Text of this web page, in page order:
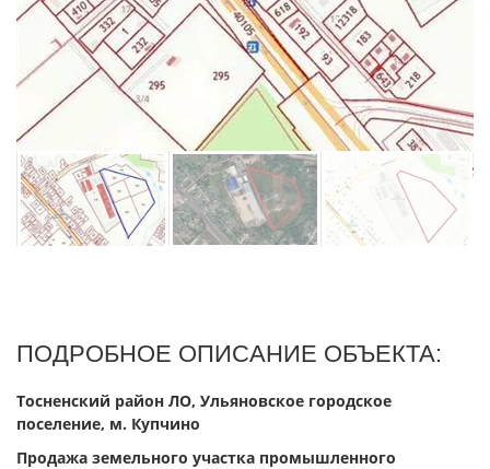
ПОДРОБНОЕ ОПИСАНИЕ ОБЪЕКТА:
Тосненский район ЛО, Ульяновское городское
поселение, м. Купчино
Продажа земельного участка промышленного